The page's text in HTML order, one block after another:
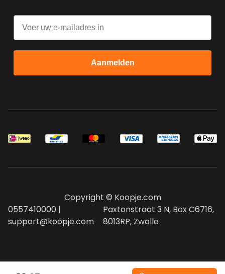
Email
Aanmelden
Copyright © Koopje.com
0557410000 |
support@koopje.com
Paxtonstraat 3 N, Box C6716,
8013RP, Zwolle